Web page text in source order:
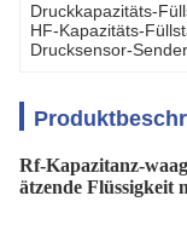
Druckkapazitäts-
HF-Kapazitäts-
Drucksensor-
Rf-Kapazitanz-
ätzende Flüssigkeit